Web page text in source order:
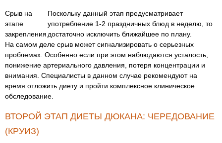
Срыв на
этапе
закрепления
Поскольку данный этап предусматривает
употребление 1-2 праздничных блюд в неделю, то
достаточно исключить ближайшее по плану.
На самом деле срыв может сигнализировать о серьезных
проблемах. Особенно если при этом наблюдаются усталость,
понижение артериального давления, потеря концентрации и
внимания. Специалисты в данном случае рекомендуют на
время отложить диету и пройти комплексное клиническое
обследование.
ВТОРОЙ ЭТАП ДИЕТЫ ДЮКАНА: ЧЕРЕДОВАНИЕ
(КРУИЗ)